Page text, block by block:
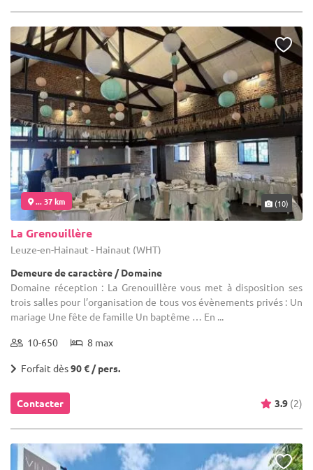
... 37 km (10)
La Grenouillère
Leuze-en-Hainaut - Hainaut (WHT)
Demeure de caractère / Domaine
Domaine réception : La Grenouillère vous met à disposition ses
trois salles pour l’organisation de tous vos évènements privés : Un
mariage Une fête de famille Un baptême … En ...
10-650 8 max
Forfait dès90 € / pers.
Contacter 3.9 (2)